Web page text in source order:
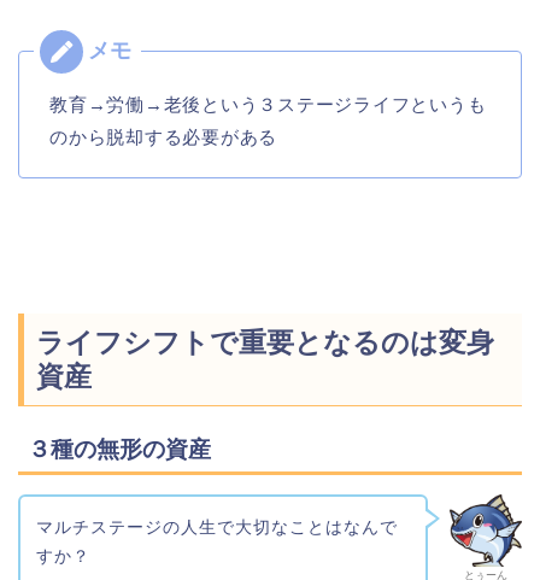
教育→労働→老後という３ステージライフというも
のから脱却する必要がある
ライフシフトで重要となるのは変身
資産
３種の無形の資産
とぅーん
マルチステージの人生で大切なことはなんで
すか？